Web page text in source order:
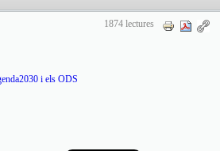
1874 lectures
i els ODS